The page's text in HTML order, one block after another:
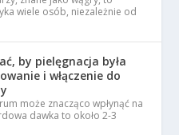
wiele osób, niezależnie od
by pielęgnacja była
i włączenie do
może znacząco wpłynąć na
dawka to około 2-3